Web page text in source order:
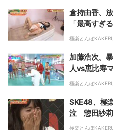
倉持由香、
「最高すぎ
極楽とんぼ
加藤浩次、
人vs恵比寿
極楽とんぼ
SKE48、極
泣 惣田紗莉
た」
極楽とんぼ